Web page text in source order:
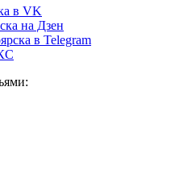
в VK
на Дзен
в Telegram